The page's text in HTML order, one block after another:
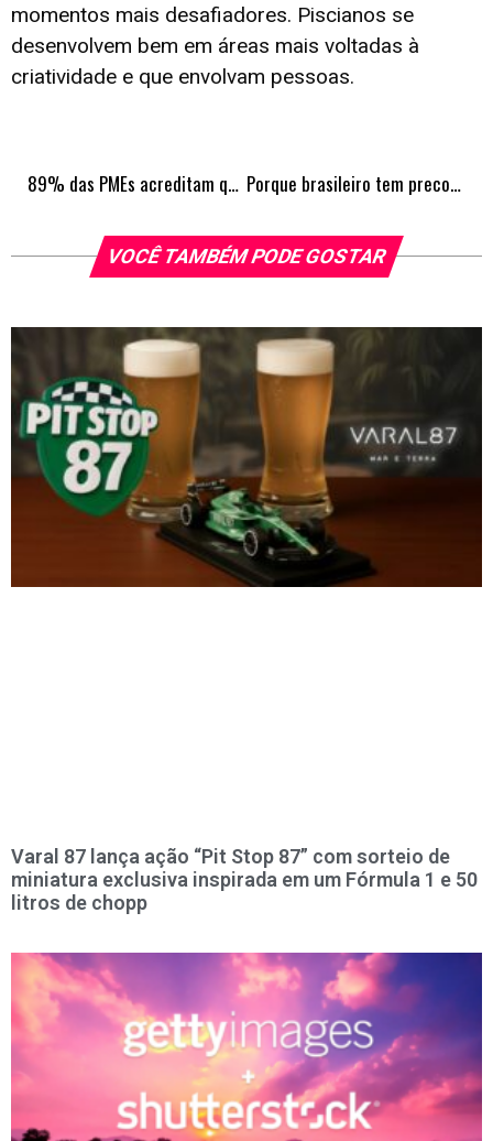
momentos mais desafiadores. Piscianos se
desenvolvem bem em áreas mais voltadas à
criatividade e que envolvam pessoas.
89% das PMEs acreditam que teriam solicitação de crédito aprovada em alguma modalidade, aponta pesquisa da Serasa Experian Porque brasileiro tem preconceito com viagem de excursão e como isso tem mudado
VOCÊ TAMBÉM PODE GOSTAR
Varal 87 lança ação “Pit Stop 87” com sorteio de
miniatura exclusiva inspirada em um Fórmula 1 e 50
litros de chopp